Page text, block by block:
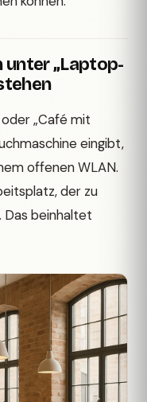
unter „Laptop-
„Café mit
eingibt,
offenen WLAN.
der zu
beinhaltet